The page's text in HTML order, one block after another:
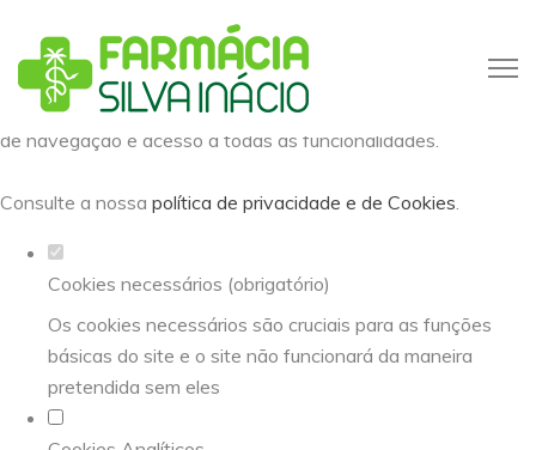
Defina as suas preferências de
cookies para este website.
Este website utiliza cookies estritamente necessários,
analíticos e funcionais, para lhe oferecer uma boa experiência
de navegação e acesso a todas as funcionalidades.
Consulte a nossa política de privacidade e de Cookies.
Cookies necessários (obrigatório)
Os cookies necessários são cruciais para as funções
básicas do site e o site não funcionará da maneira
pretendida sem eles